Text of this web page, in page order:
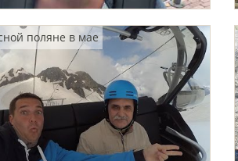
поляне в мае